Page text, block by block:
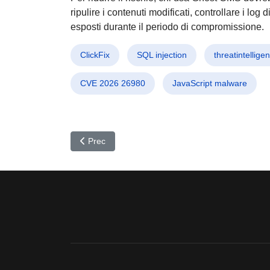
ripulire i contenuti modificati, controllare i log
esposti durante il periodo di compromissione.
ClickFix SQL injection
CVE 2026 26980 JavaScript malware
Articolo precedente: MuddyWater colpisce 9
Prec